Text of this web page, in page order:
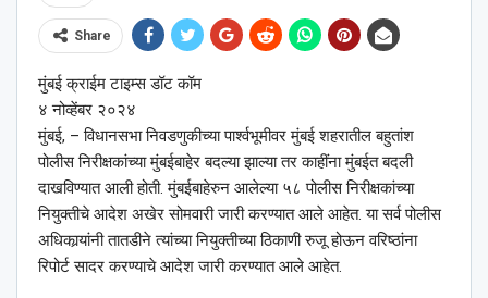
Share
मुंबई क्राईम टाइम्स डॉट कॉम
४ नोव्हेंबर २०२४
मुंबई, – विधानसभा निवडणुकीच्या पार्श्‍वभूमीवर मुंबई शहरातील बहुतांश
पोलीस निरीक्षकांच्या मुंबईबाहेर बदल्या झाल्या तर काहींना मुंबईत बदली
दाखविण्यात आली होती. मुंबईबाहेरुन आलेल्या ५८ पोलीस निरीक्षकांच्या
नियुक्तीचे आदेश अखेर सोमवारी जारी करण्यात आले आहेत. या सर्व पोलीस
अधिकार्‍यांनी तातडीने त्यांच्या नियुक्तीच्या ठिकाणी रुजू होऊन वरिष्ठांना
रिपोर्ट सादर करण्याचे आदेश जारी करण्यात आले आहेत.